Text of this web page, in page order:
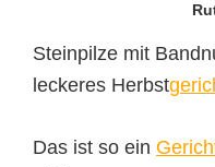
Steinpilze mit
leckeres Herbst
Das ist so ein